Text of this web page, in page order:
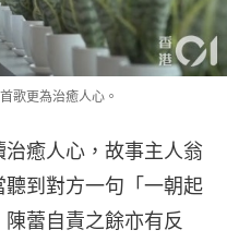
歌更為治癒人心。
癒人心，故事主人翁
到對方一句「一朝起
蕾自責之餘亦有反